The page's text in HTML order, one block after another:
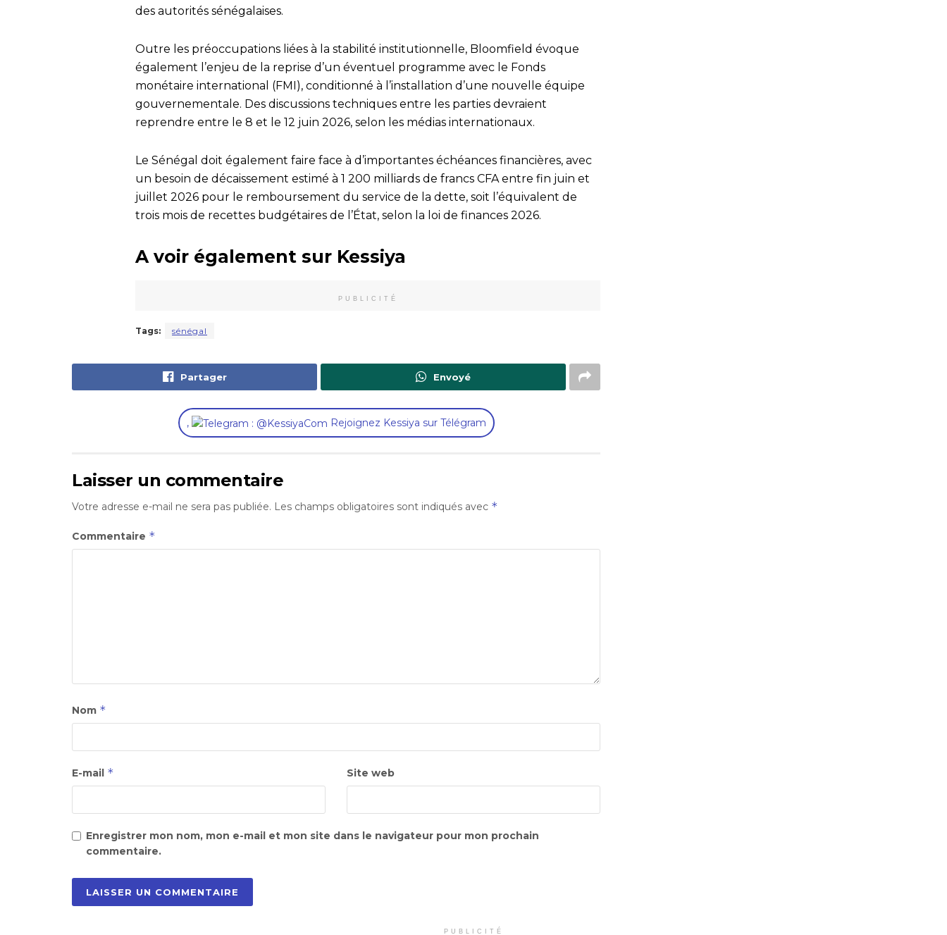
des autorités sénégalaises.
Outre les préoccupations liées à la stabilité institutionnelle, Bloomfield évoque
également l’enjeu de la reprise d’un éventuel programme avec le Fonds
monétaire international (FMI), conditionné à l’installation d’une nouvelle équipe
gouvernementale. Des discussions techniques entre les parties devraient
reprendre entre le 8 et le 12 juin 2026, selon les médias internationaux.
Le Sénégal doit également faire face à d’importantes échéances financières, avec
un besoin de décaissement estimé à 1 200 milliards de francs CFA entre fin juin et
juillet 2026 pour le remboursement du service de la dette, soit l’équivalent de
trois mois de recettes budgétaires de l’État, selon la loi de finances 2026.
A voir également sur Kessiya
PUBLICITÉ
Tags: sénégal
Partager Envoyé
, Rejoignez Kessiya sur Télégram
Laisser un commentaire
Votre adresse e-mail ne sera pas publiée. Les champs obligatoires sont indiqués avec *
Commentaire *
Nom *
E-mail * Site web
Enregistrer mon nom, mon e-mail et mon site dans le navigateur pour mon prochain
commentaire.
PUBLICITÉ